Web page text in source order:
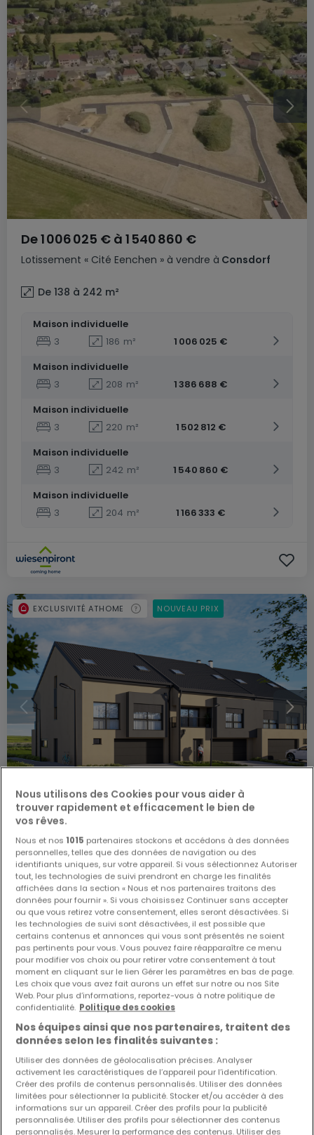
Lotissement « Cité Eenchen » à vendre à Consdorf
De1 006 025 € à 1 540 860 €
De 138 à 242 m²
Maison individuelle
3
186 m²
1 006 025 €
Maison individuelle
3
208 m²
1 386 688 €
Maison individuelle
3
220 m²
1 502 812 €
Maison individuelle
3
242 m²
1 540 860 €
Maison individuelle
3
204 m² 1 166 333 €
Lotissement « Lotissement DELLEN 3 » à vendre à
Heffingen
De350 000 €à1 293 800 €
De 260 à 532m²
EXCLUSIVITÉ ATHOME NOUVEAU PRIX
Maison jumelée
4
265 m²
1 262 200 €
Maison jumelée
4
260 m²
1 204 800 €
Maison mitoyenne
4
310 m²
1 293 800 €
Terrain constructible
-
532 m²
399 000 €
Terrain constructible
-
438 m² 350 000 €
Nous utilisons des Cookies pour vous aider à
trouver rapidement et efficacement le bien de
vos rêves.
Nous et nos 1015 partenaires stockons et accédons à des données
personnelles, telles que des données de navigation ou des
identifiants uniques, sur votre appareil. Si vous sélectionnez Autoriser
tout, les technologies de suivi prendront en charge les finalités
affichées dans la section « Nous et nos partenaires traitons des
données pour fournir ». Si vous choisissez Continuer sans accepter
ou que vous retirez votre consentement, elles seront désactivées. Si
les technologies de suivi sont désactivées, il est possible que
certains contenus et annonces qui vous sont présentés ne soient
pas pertinents pour vous. Vous pouvez faire réapparaître ce menu
pour modifier vos choix ou pour retirer votre consentement à tout
moment en cliquant sur le lien Gérer les paramètres en bas de page.
Les choix que vous avez fait aurons un effet sur notre ou nos Site
Web. Pour plus d’informations, reportez-vous à notre politique de
confidentialité. Politique des cookies
Nos équipes ainsi que nos partenaires, traitent des
données selon les finalités suivantes :
Utiliser des données de géolocalisation précises. Analyser
activement les caractéristiques de l’appareil pour l’identification.
Créer des profils de contenus personnalisés. Utiliser des données
limitées pour sélectionner la publicité. Stocker et/ou accéder à des
informations sur un appareil. Créer des profils pour la publicité
personnalisée. Utiliser des profils pour sélectionner des contenus
personnalisés. Mesurer la performance des contenus. Utiliser des